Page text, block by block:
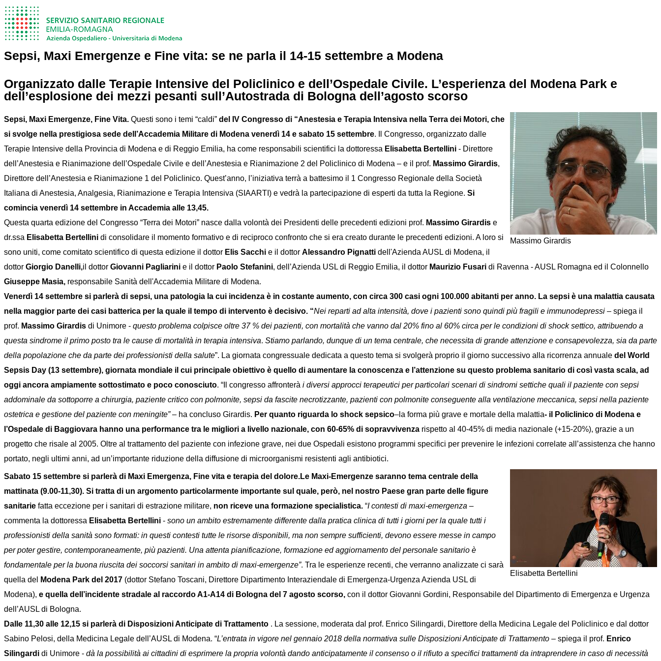
Sepsi, Maxi Emergenze e Fine vita: se ne parla il 14-15 settembre a Modena
Organizzato dalle Terapie Intensive del Policlinico e dell’Ospedale Civile. L’esperienza del Modena Park e
dell’esplosione dei mezzi pesanti sull’Autostrada di Bologna dell’agosto scorso
Massimo Girardis
Sepsi, Maxi Emergenze, Fine Vita. Questi sono i temi “caldi” del IV Congresso di “Anestesia e Terapia Intensiva nella Terra dei Motori, che
si svolge nella prestigiosa sede dell’Accademia Militare di Modena venerdì 14 e sabato 15 settembre. Il Congresso, organizzato dalle
Terapie Intensive della Provincia di Modena e di Reggio Emilia, ha come responsabili scientifici la dottoressa Elisabetta Bertellini - Direttore
dell’Anestesia e Rianimazione dell’Ospedale Civile e dell’Anestesia e Rianimazione 2 del Policlinico di Modena – e il prof. Massimo Girardis,
Direttore dell’Anestesia e Rianimazione 1 del Policlinico. Quest’anno, l’iniziativa terrà a battesimo il 1 Congresso Regionale della Società
Italiana di Anestesia, Analgesia, Rianimazione e Terapia Intensiva (SIAARTI) e vedrà la partecipazione di esperti da tutta la Regione. Si
comincia venerdì 14 settembre in Accademia alle 13,45.
Questa quarta edizione del Congresso “Terra dei Motori” nasce dalla volontà dei Presidenti delle precedenti edizioni prof. Massimo Girardis e
dr.ssa Elisabetta Bertellini di consolidare il momento formativo e di reciproco confronto che si era creato durante le precedenti edizioni. A loro si
sono uniti, come comitato scientifico di questa edizione il dottor Elis Sacchi e il dottor Alessandro Pignatti dell'Azienda AUSL di Modena, il
dottor Giorgio Danelli,il dottor Giovanni Pagliarini e il dottor Paolo Stefanini, dell’Azienda USL di Reggio Emilia, il dottor Maurizio Fusari di Ravenna - AUSL Romagna ed il Colonnello
Giuseppe Masia, responsabile Sanità dell'Accademia Militare di Modena.
Venerdì 14 settembre si parlerà di sepsi, una patologia la cui incidenza è in costante aumento, con circa 300 casi ogni 100.000 abitanti per anno. La sepsi è una malattia causata
nella maggior parte dei casi batterica per la quale il tempo di intervento è decisivo. “Nei reparti ad alta intensità, dove i pazienti sono quindi più fragili e immunodepressi – spiega il
prof. Massimo Girardis di Unimore - questo problema colpisce oltre 37 % dei pazienti, con mortalità che vanno dal 20% fino al 60% circa per le condizioni di shock settico, attribuendo a
questa sindrome il primo posto tra le cause di mortalità in terapia intensiva. Stiamo parlando, dunque di un tema centrale, che necessita di grande attenzione e consapevolezza, sia da parte
della popolazione che da parte dei professionisti della salute”. La giornata congressuale dedicata a questo tema si svolgerà proprio il giorno successivo alla ricorrenza annuale del World
Sepsis Day (13 settembre), giornata mondiale il cui principale obiettivo è quello di aumentare la conoscenza e l’attenzione su questo problema sanitario di così vasta scala, ad
oggi ancora ampiamente sottostimato e poco conosciuto. “Il congresso affronterà i diversi approcci terapeutici per particolari scenari di sindromi settiche quali il paziente con sepsi
addominale da sottoporre a chirurgia, paziente critico con polmonite, sepsi da fascite necrotizzante, pazienti con polmonite conseguente alla ventilazione meccanica, sepsi nella paziente
ostetrica e gestione del paziente con meningite”– ha concluso Girardis. Per quanto riguarda lo shock sepsico–la forma più grave e mortale della malattia- il Policlinico di Modena e
l’Ospedale di Baggiovara hanno una performance tra le migliori a livello nazionale, con 60-65% di sopravvivenza rispetto al 40-45% di media nazionale (+15-20%), grazie a un
progetto che risale al 2005. Oltre al trattamento del paziente con infezione grave, nei due Ospedali esistono programmi specifici per prevenire le infezioni correlate all’assistenza che hanno
portato, negli ultimi anni, ad un’importante riduzione della diffusione di microorganismi resistenti agli antibiotici.
Elisabetta Bertellini
Sabato 15 settembre si parlerà di Maxi Emergenza, Fine vita e terapia del dolore.Le Maxi-Emergenze saranno tema centrale della
mattinata (9.00-11,30). Si tratta di un argomento particolarmente importante sul quale, però, nel nostro Paese gran parte delle figure
sanitarie fatta eccezione per i sanitari di estrazione militare, non riceve una formazione specialistica. “I contesti di maxi-emergenza –
commenta la dottoressa Elisabetta Bertellini - sono un ambito estremamente differente dalla pratica clinica di tutti i giorni per la quale tutti i
professionisti della sanità sono formati: in questi contesti tutte le risorse disponibili, ma non sempre sufficienti, devono essere messe in campo
per poter gestire, contemporaneamente, più pazienti. Una attenta pianificazione, formazione ed aggiornamento del personale sanitario è
fondamentale per la buona riuscita dei soccorsi sanitari in ambito di maxi-emergenze”. Tra le esperienze recenti, che verranno analizzate ci sarà
quella del
Modena Park del 2017 (dottor Stefano Toscani, Direttore Dipartimento Interaziendale di Emergenza-Urgenza Azienda USL di
Modena), e quella dell’incidente stradale al raccordo A1-A14 di Bologna del 7 agosto scorso, con il dottor Giovanni Gordini, Responsabile del Dipartimento di Emergenza e Urgenza
dell’AUSL di Bologna.
Dalle 11,30 alle 12,15 si parlerà di Disposizioni Anticipate di Trattamento . La sessione, moderata dal prof. Enrico Silingardi, Direttore della Medicina Legale del Policlinico e dal dottor
Sabino Pelosi, della Medicina Legale dell’AUSL di Modena. “L’entrata in vigore nel gennaio 2018 della normativa sulle Disposizioni Anticipate di Trattamento – spiega il prof. Enrico
Silingardi di Unimore - dà la possibilità ai cittadini di esprimere la propria volontà dando anticipatamente il consenso o il rifiuto a specifici trattamenti da intraprendere in caso di necessità